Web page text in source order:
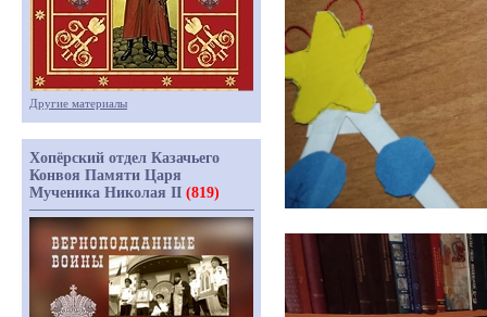
Другие материалы
Хопёрский отдел Казачьего
Конвоя Памяти Царя
Мученика Николая II (819)